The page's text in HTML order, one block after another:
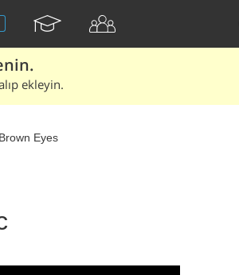
ekleyin.
Brown Eyes